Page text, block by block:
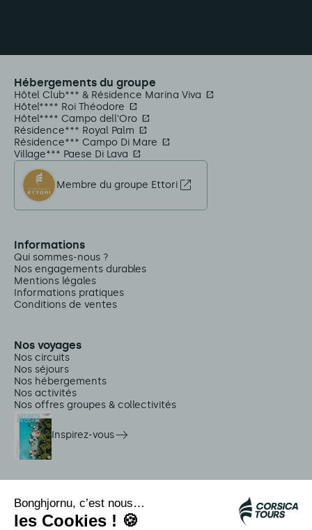
Hébergements du groupe
Hôtel Club*** & Résidence Marina Viva
Hôtel**** Roi Théodore
Hôtel**** Campo dell'Oro
Résidence*** Royal Palm
Résidence*** Campo Di Mare
Village*** Paese Di Lava
Membre du groupe Ettori
Informations
Qui sommes-nous ?
Nos engagements durables
Mentions légales
Informations pratiques
Conditions de ventes
Nos voyages
Nos circuits
Nos séjours
Nos hébergements
Nos activités
Nos offres groupes & collectivités
Inspirez-vous
Navettes Citadina
Alerte méduse